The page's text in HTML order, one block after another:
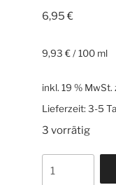
6,95€
9,93 €/100 ml
inkl. 19 % MwSt.
Lieferzeit: 3-5
3 vorrätig